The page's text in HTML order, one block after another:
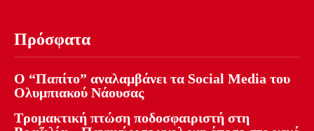
Πρόσφατα
Ο “Παπίτο” αναλαμβάνει τα Social Media του
Ολυμπιακού Νάουσας
Τρομακτική πτώση ποδοσφαιριστή στη